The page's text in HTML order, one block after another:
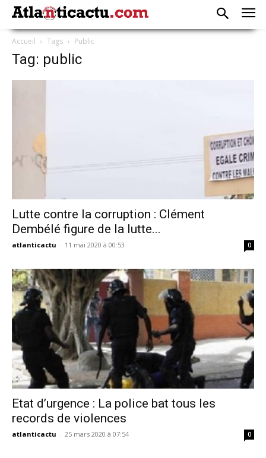
Accueil Tags Public
Tag: public
Lutte contre la corruption : Clément
Dembélé figure de la lutte...
atlanticactu - 11 mai 2020 à 00:53 0
Etat d’urgence : La police bat tous les
records de violences
atlanticactu - 25 mars 2020 à 07:54 0